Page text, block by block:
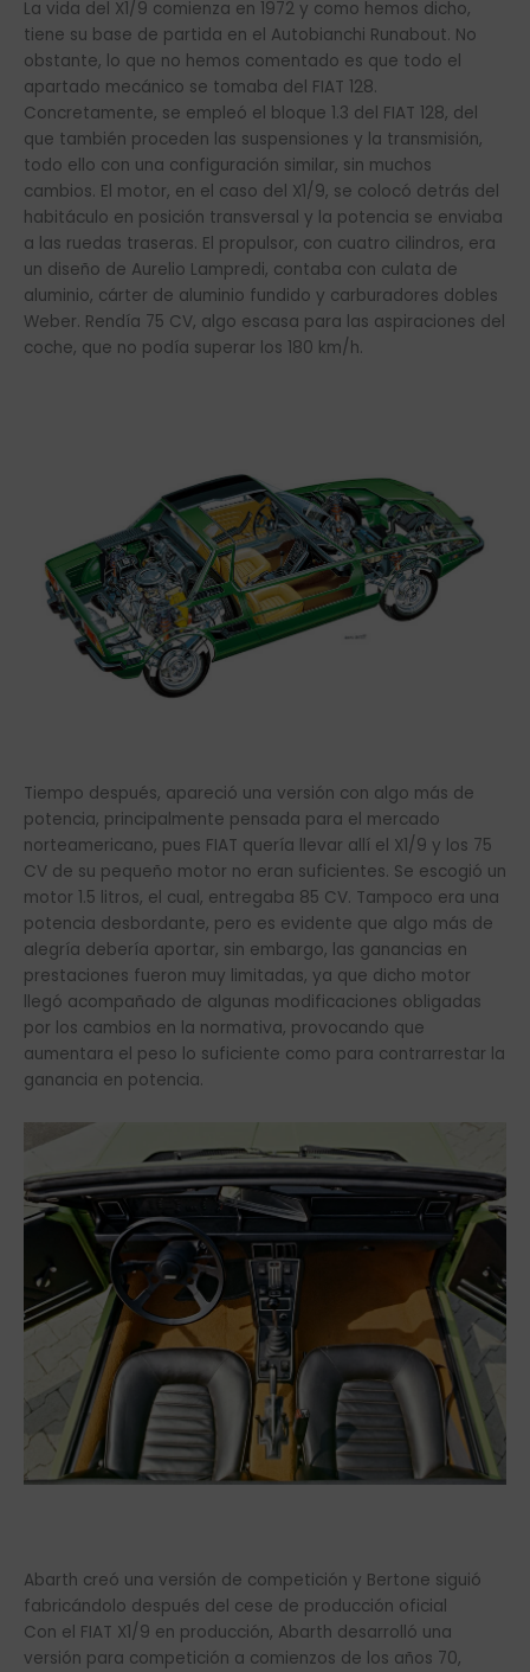
La vida del X1/9 comienza en 1972 y como hemos dicho,
tiene su base de partida en el Autobianchi Runabout. No
obstante, lo que no hemos comentado es que todo el
apartado mecánico se tomaba del FIAT 128.
Concretamente, se empleó el bloque 1.3 del FIAT 128, del
que también proceden las suspensiones y la transmisión,
todo ello con una configuración similar, sin muchos
cambios. El motor, en el caso del X1/9, se colocó detrás del
habitáculo en posición transversal y la potencia se enviaba
a las ruedas traseras. El propulsor, con cuatro cilindros, era
un diseño de Aurelio Lampredi, contaba con culata de
aluminio, cárter de aluminio fundido y carburadores dobles
Weber. Rendía 75 CV, algo escasa para las aspiraciones del
coche, que no podía superar los 180 km/h.
Tiempo después, apareció una versión con algo más de
potencia, principalmente pensada para el mercado
norteamericano, pues FIAT quería llevar allí el X1/9 y los 75
CV de su pequeño motor no eran suficientes. Se escogió un
motor 1.5 litros, el cual, entregaba 85 CV. Tampoco era una
potencia desbordante, pero es evidente que algo más de
alegría debería aportar, sin embargo, las ganancias en
prestaciones fueron muy limitadas, ya que dicho motor
llegó acompañado de algunas modificaciones obligadas
por los cambios en la normativa, provocando que
aumentara el peso lo suficiente como para contrarrestar la
ganancia en potencia.
Abarth creó una versión de competición y Bertone siguió
fabricándolo después del cese de producción oficial
Con el FIAT X1/9 en producción, Abarth desarrolló una
versión para competición a comienzos de los años 70,